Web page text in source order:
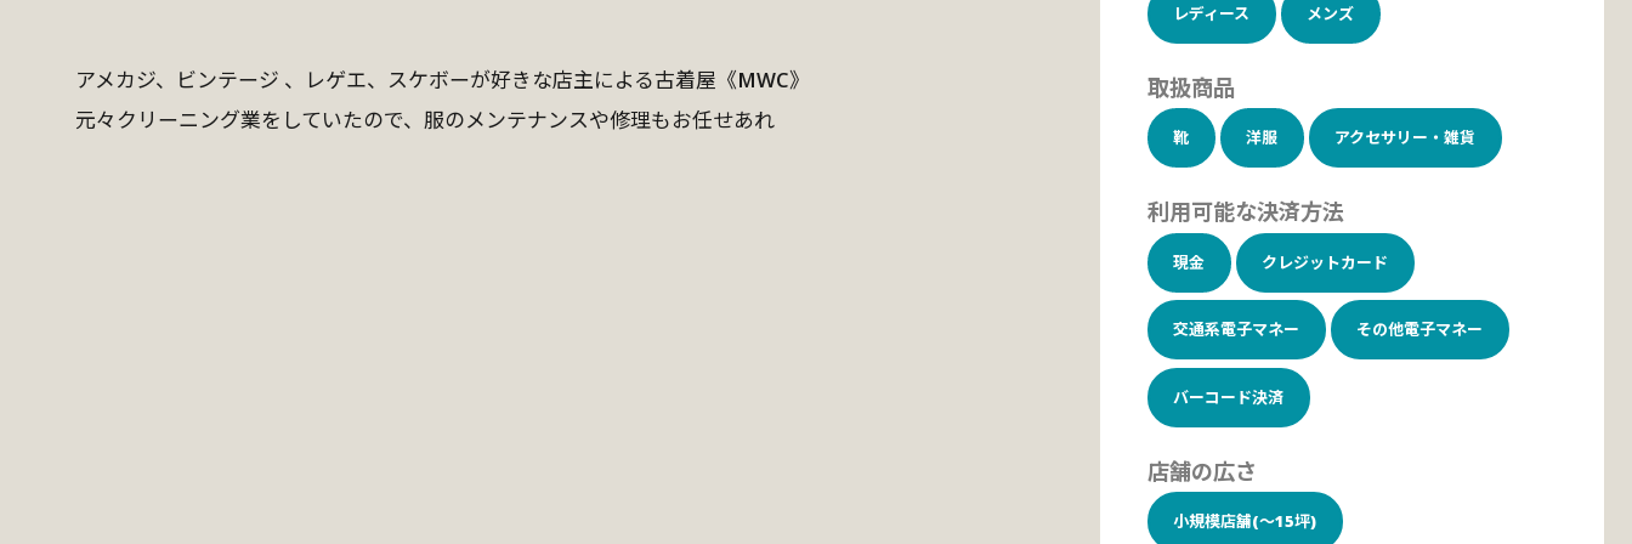
アメカジ、ビンテージ 、レゲエ、スケボーが好きな店主による古着屋《MWC》
元々クリーニング業をしていたので、服のメンテナンスや修理もお任せあれ
レディース メンズ
取扱商品
靴 洋服 アクセサリー・雑貨
利用可能な決済方法
現金 クレジットカード
交通系電子マネー その他電子マネー
バーコード決済
店舗の広さ
小規模店舗(～15坪)